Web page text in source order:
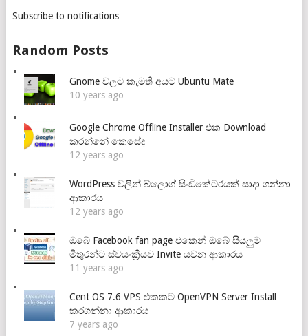
Subscribe to notifications
Random Posts
Gnome වලට කැමති අයට Ubuntu Mate
10 years ago
Google Chrome Offline Installer එක Download
කරන්නේ කෙසේද
12 years ago
WordPress වලින් බ්ලොග් සිංඩිකේටරයක් සාදා ගන්නා
ආකාරය
12 years ago
ඔබේ Facebook fan page එකෙන් ඔබේ සියලුම
මිතුරන්ට ස්වයංක්‍රීයව Invite යවන ආකාරය
11 years ago
Cent OS 7.6 VPS එකකට OpenVPN Server Install
කරගන්නා ආකාරය
7 years ago